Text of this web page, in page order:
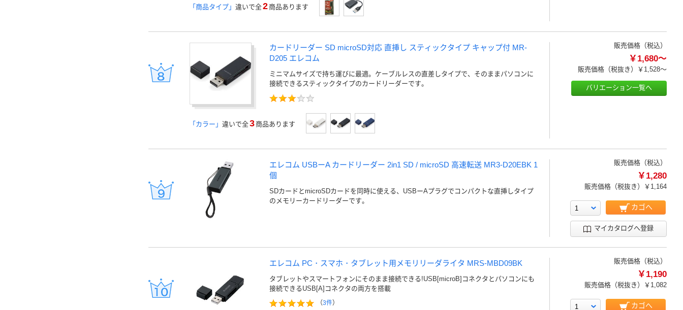
「商品タイプ」 違いで全2 商品あります
カードリーダー SD microSD対応 直挿し スティックタイプ キャップ付 MR-
D205 エレコム
ミニマムサイズで持ち運びに最適。ケーブルレスの直差しタイプで、そのままパソコンに
接続できるスティックタイプのカードリーダーです。
「カラー」 違いで全3 商品あります
販売価格（税込）
￥1,680～
販売価格（税抜き） ￥1,528～
バリエーション一覧へ
エレコム USBーA カードリーダー 2in1 SD / microSD 高速転送 MR3-D20EBK 1
個
SDカードとmicroSDカードを同時に使える、USBーAプラグでコンパクトな直挿しタイプ
のメモリーカードリーダーです。
販売価格（税込）
￥1,280
販売価格（税抜き） ￥1,164
カゴへ
マイカタログへ登録
エレコム PC・スマホ・タブレット用メモリリーダライタ MRS-MBD09BK
タブレットやスマートフォンにそのまま接続できる!USB[microB]コネクタとパソコンにも
接続できるUSB[A]コネクタの両方を搭載
（3件）
販売価格（税込）
￥1,190
販売価格（税抜き） ￥1,082
カゴへ